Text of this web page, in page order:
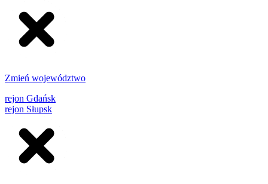
Zmień województwo
rejon Gdańsk
rejon Słupsk